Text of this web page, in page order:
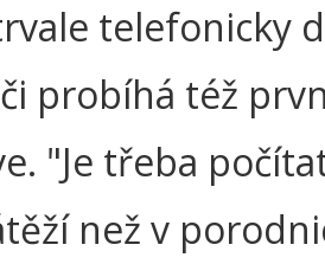
telefonicky
probíhá též
"Je třeba
než v